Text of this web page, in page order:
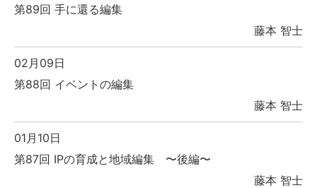
第89回 手に還る編集
藤本 智士
02月09日
第88回 イベントの編集
藤本 智士
01月10日
第87回 IPの育成と地域編集 〜後編〜
藤本 智士